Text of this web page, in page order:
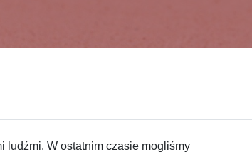
ludźmi. W ostatnim czasie mogliśmy